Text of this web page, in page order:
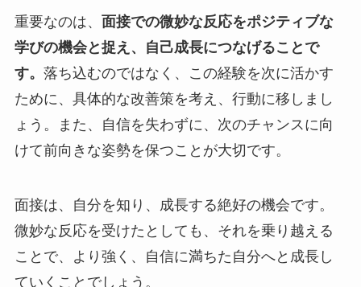
重要なのは、 面接での微妙な反応をポジティブな
学びの機会と捉え、自己成長につなげることで
す。 落ち込むのではなく、この経験を次に活かす
ために、具体的な改善策を考え、行動に移しまし
ょう。また、自信を失わずに、次のチャンスに向
けて前向きな姿勢を保つことが大切です。
面接は、自分を知り、成長する絶好の機会です。
微妙な反応を受けたとしても、それを乗り越える
ことで、より強く、自信に満ちた自分へと成長し
ていくことでしょう。